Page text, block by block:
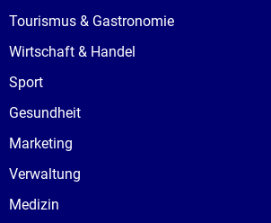
Tourismus & Gastronomie
Wirtschaft & Handel
Sport
Gesundheit
Marketing
Verwaltung
Medizin